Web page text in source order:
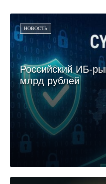
НОВОСТЬ
Российский ИБ-
млрд рублей